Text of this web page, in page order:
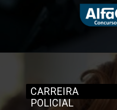
CARREIRA
POLICIAL